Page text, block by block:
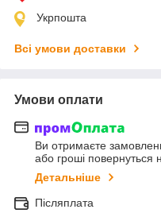
Укрпошта
Всі умови доставки
Умови оплати
Ви отримаєте
або гроші повернуться
Детальніше
Післяплата